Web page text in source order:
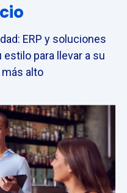
ERP y soluciones
para llevar a su
alto